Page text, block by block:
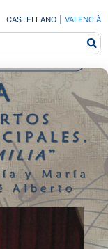
CASTELLANO VALENCIÀ